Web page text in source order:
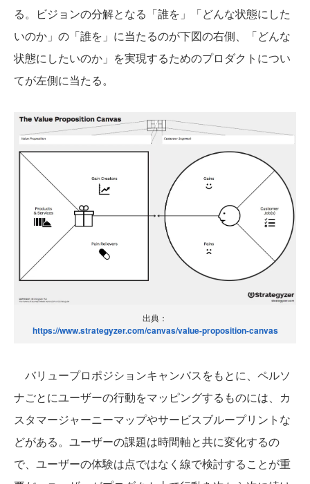
る。ビジョンの分解となる「誰を」「どんな状態にした
いのか」の「誰を」に当たるのが下図の右側、「どんな
状態にしたいのか」を実現するためのプロダクトについ
てが左側に当たる。
出典：
https://www.strategyzer.com/canvas/value-proposition-canvas
バリュープロポジションキャンバスをもとに、ペルソ
ナごとにユーザーの行動をマッピングするものには、カ
スタマージャーニーマップやサービスブループリントな
どがある。ユーザーの課題は時間軸と共に変化するの
で、ユーザーの体験は点ではなく線で検討することが重